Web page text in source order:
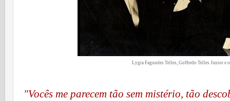
Lygia Fagundes Telles, Goffredo Telles Junior e
"Vocês me parecem tão sem mistério, tão